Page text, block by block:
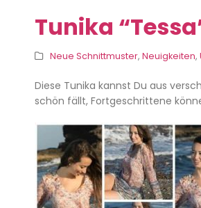
Tunika
Neue Schnittmuster, Neuigkeiten,
Diese Tunika kannst Du aus
schön fällt, Fortgeschrittene